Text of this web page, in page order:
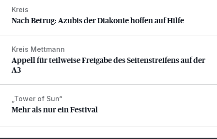
Nach Betrug: Azubis der Diakonie hoffen auf Hilfe
Kreis
Nach Betrug: Azubis der Diakonie hoffen auf Hilfe
Appell für teilweise Freigabe des Seitenstreifens auf der A3
Kreis Mettmann
Appell für teilweise Freigabe des Seitenstreifens auf der
A3
Mehr als nur ein Festival
„Tower of Sun“
Mehr als nur ein Festival